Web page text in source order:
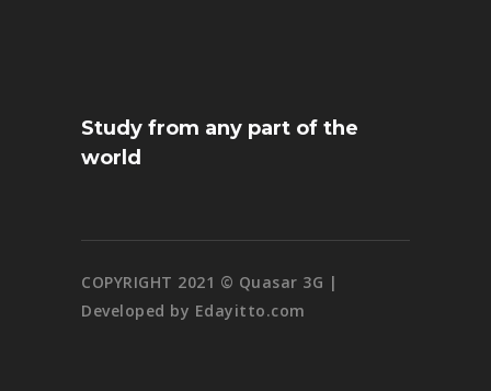
Study from any part of the
world
COPYRIGHT 2021 © Quasar 3G |
Developed by Edayitto.com